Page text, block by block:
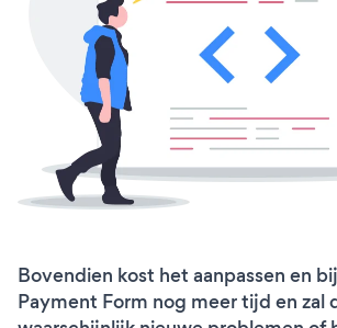
Bovendien kost het aanpassen en
Payment Form nog meer tijd en zal